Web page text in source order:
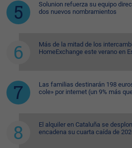
Solunion refuerza su equipo
dos nuevos nombramientos
Más de la mitad de los
HomeExchange este verano en
Las familias destinarán 198
cole» por internet (un 9% más
El alquiler en Cataluña se
encadena su cuarta caída de